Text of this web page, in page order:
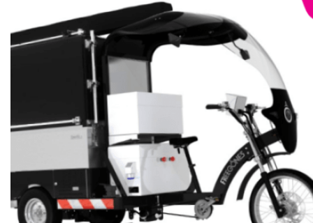
Ajoutée le 9 octobre 2019
VOUS VOULEZ DES BONNES
NOUVELLES ? ASSUR&SENS
VOUS ATTEND POUR ÉTUDIER
VOS PROJETS
PROFESSIONNELS.